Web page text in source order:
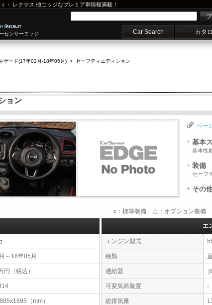
・ レクサス 他エッジなプレミア車情報満載！
センサーエッジ Car Search カタ
ゲード(17年02月-18年05月) > セーフティエディション
ョン
ペー
基本
基本性
装備
セーフ
その
○：標準装備 △：オプション装備 -
～18年05月
円（税込）
（mm）
エ
エンジン型式
種類
過給器
可変気筒装置 -
総排気量